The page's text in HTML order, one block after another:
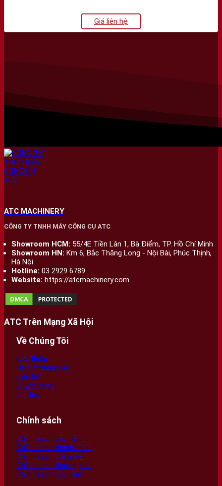
Giá liên hệ
ATC MACHINERY
CÔNG TY TNHH MÁY CÔNG CỤ ATC
Showroom HCM: 55/4E Tiền Lân 1, Bà Điểm, TP. Hồ Chí Minh
Showroom HN: Km 6, Bắc Thăng Long - Nội Bài, Phúc Thịnh,
Hà Nội
Hotline: 03 2929 6789
Website: https://atcmachinery.com
ATC Trên Mạng Xã Hội
Về Chúng Tôi
Giới thiệu
Hồ Sơ Năng Lực
Liên hệ
Tuyển dụng
Tin tức
Chính sách
Chính sách bảo hành
Chính sách thanh toán
Chính sách đổi máy
Chính sách thương mại
Chính sách bảo mật